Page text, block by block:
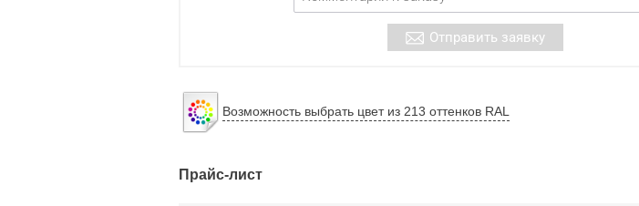
Возможность выбрать цвет из 213 оттенков RAL
Прайс-лист